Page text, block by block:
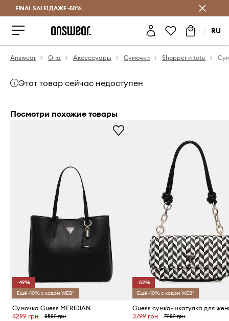
FINAL SALE! ДАЖЕ -50%
RU
Answear Она Аксессуары Сумочки Shopper и tote
Этот товар сейчас недоступен
Посмотри похожие товары
-49%
Ещё -10% с кодом WEB*
Сумочка Guess MERIDIAN
4299 грн
8589 грн
-52%
Ещё -10% с кодом WEB*
3799 грн 7989 грн